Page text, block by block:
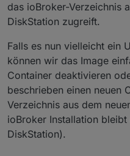
das ioBroker-Verzeichnis
DiskStation zugreift.
Falls es nun vielleicht ein
können wir das Image
Container deaktivieren
beschrieben einen neuen
Verzeichnis aus dem
ioBroker Installation
DiskStation).